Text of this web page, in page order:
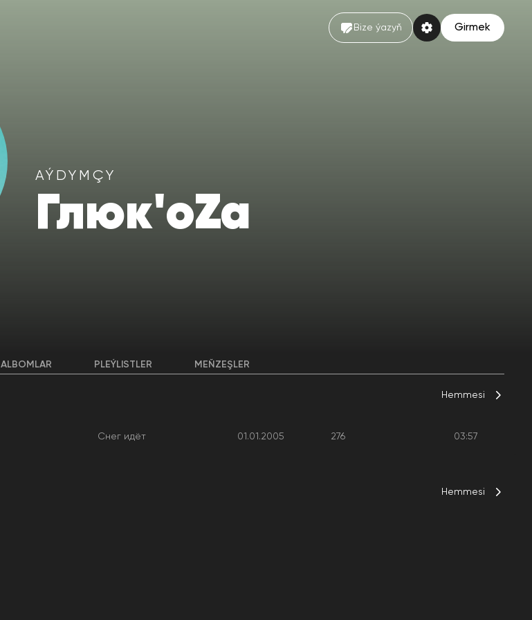
Bize ýazyň Girmek
AÝDYMÇY
Глюк'oZa
ALBOMLAR PLEÝLISTLER MEŇZEŞLER
Hemmesi
Снег идёт 01.01.2005 276 03:57
Hemmesi